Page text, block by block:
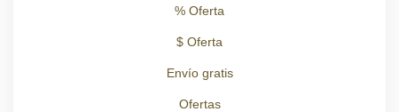
% Oferta
$ Oferta
Envío gratis
Ofertas